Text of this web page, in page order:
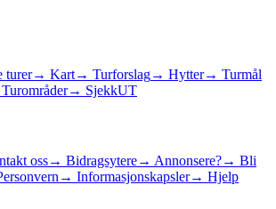
→ Kart→ Turforslag→ Hytter→ Turmål
→ SjekkUT
oss→ Bidragsytere→ Annonsere?→ Bli
→ Informasjonskapsler→ Hjelp